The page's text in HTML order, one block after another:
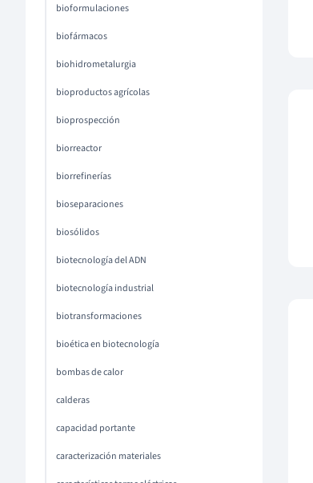
bioformulaciones
biofármacos
biohidrometalurgia
bioproductos agrícolas
bioprospección
biorreactor
biorrefinerías
bioseparaciones
biosólidos
biotecnología del ADN
biotecnología industrial
biotransformaciones
bioética en biotecnología
bombas de calor
calderas
capacidad portante
caracterización materiales